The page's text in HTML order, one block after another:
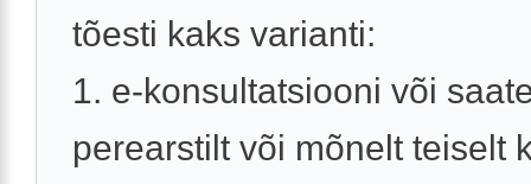
tõesti kaks varianti:
1. e-konsultatsiooni või
perearstilt või mõnelt teiselt